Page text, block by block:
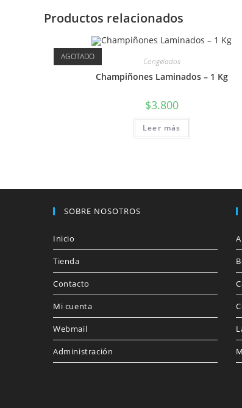
Productos relacionados
AGOTADO Congelados
Champiñones Laminados – 1 Kg
$3.800
Leer más
SOBRE NOSOTROS
Inicio
Tienda
Contacto
Mi cuenta
Webmail
Administración